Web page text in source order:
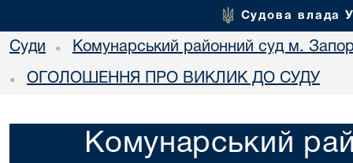
Судова влада
Суди • Комунарський районний суд м.
• ОГОЛОШЕННЯ ПРО ВИКЛИК ДО СУДУ
Комунарський